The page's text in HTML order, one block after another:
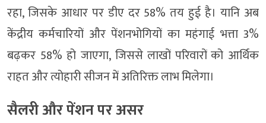
रहा, जिसके आधार पर डीए दर 58% तय हुई है। यानि अब
केंद्रीय कर्मचारियों और पेंशनभोगियों का महंगाई भत्ता 3%
बढ़कर 58% हो जाएगा, जिससे लाखों परिवारों को आर्थिक
राहत और त्योहारी सीजन में अतिरिक्त लाभ मिलेगा।
सैलरी और पेंशन पर असर